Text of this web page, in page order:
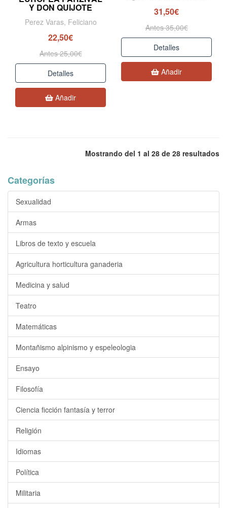
Y DON QUIJOTE
Perez Varas, Feliciano
22,50€
Antes 25,00€
Detalles
Añadir
31,50€
Antes 35,00€
Detalles
Añadir
Mostrando del 1 al 28 de 28 resultados
Categorías
Sexualidad
Armas
Libros de texto y escuela
Agricultura horticultura ganaderia
Medicina y salud
Teatro
Matemáticas
Montañismo alpinismo y espeleologia
Ensayo
Filosofía
Ciencia ficción fantasía y terror
Religión
Idiomas
Política
Militaria